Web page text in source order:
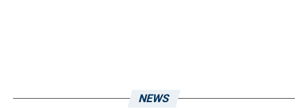
LA PLAYLIST DELLE NOSTRE TOP NEWS
NEWS